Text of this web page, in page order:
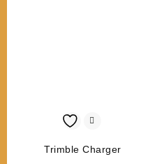
Trimble Charger